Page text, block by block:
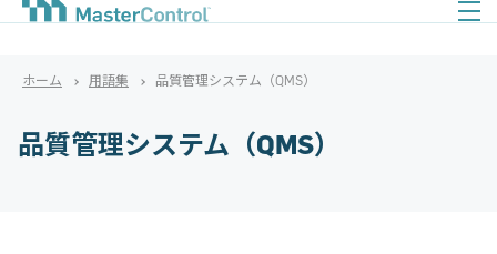
ホーム 用語集 品質管理システム（QMS）
品質管理システム（QMS）